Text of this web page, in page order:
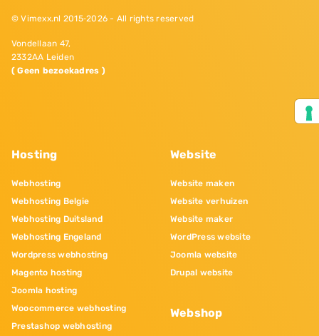
© Vimexx.nl 2015‐2026 - All rights reserved
Vondellaan 47,
2332AA Leiden
( Geen bezoekadres )
Hosting
Webhosting
Webhosting Belgie
Webhosting Duitsland
Webhosting Engeland
Wordpress webhosting
Magento hosting
Joomla hosting
Woocommerce webhosting
Prestashop webhosting
Website
Website maken
Website verhuizen
Website maker
WordPress website
Joomla website
Drupal website
Webshop